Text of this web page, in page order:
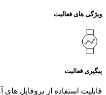
ویژگی های فعالیت
پیگیری فعالیت
قابلیت استفاده از پروفایل